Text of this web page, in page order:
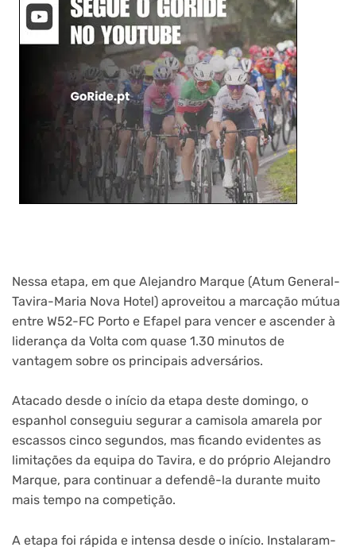
Nessa etapa, em que Alejandro Marque (Atum General-
Tavira-Maria Nova Hotel) aproveitou a marcação mútua
entre W52-FC Porto e Efapel para vencer e ascender à
liderança da Volta com quase 1.30 minutos de
vantagem sobre os principais adversários.
Atacado desde o início da etapa deste domingo, o
espanhol conseguiu segurar a camisola amarela por
escassos cinco segundos, mas ficando evidentes as
limitações da equipa do Tavira, e do próprio Alejandro
Marque, para continuar a defendê-la durante muito
mais tempo na competição.
A etapa foi rápida e intensa desde o início. Instalaram-